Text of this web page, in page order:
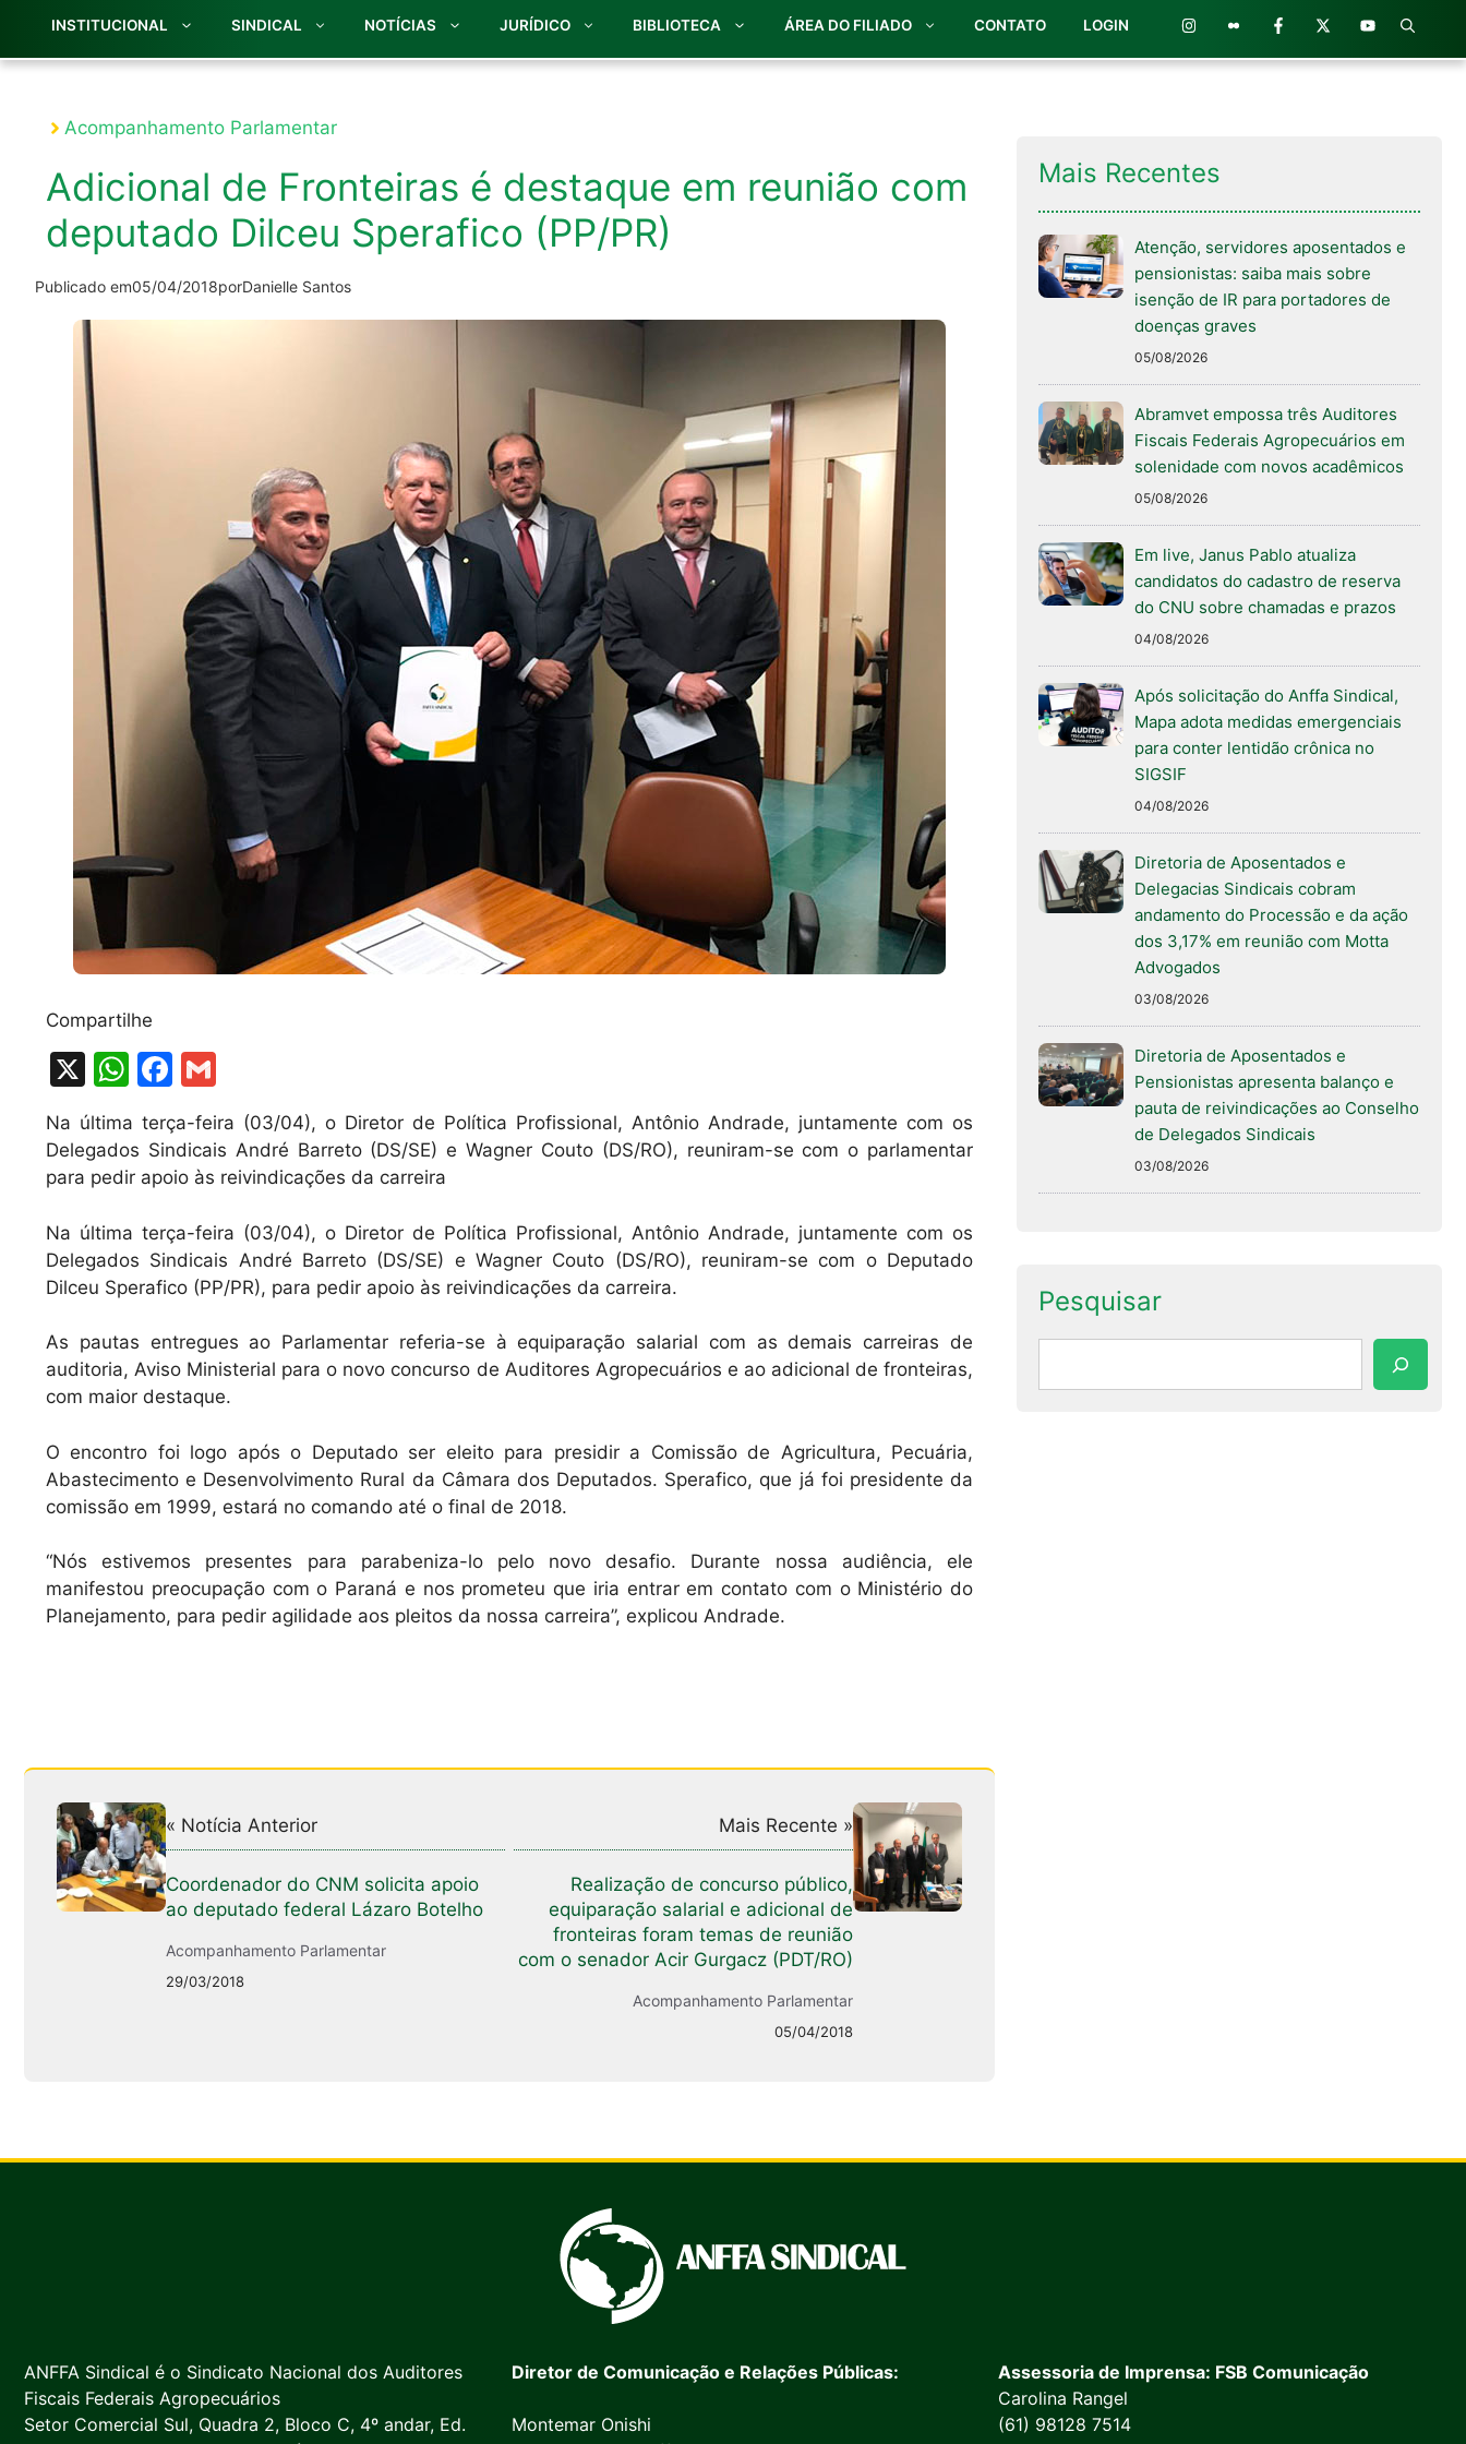
INSTITUCIONAL SINDICAL NOTÍCIAS JURÍDICO BIBLIOTECA ÁREA DO FILIADO CONTATO LOGIN
Acompanhamento Parlamentar
Adicional de Fronteiras é destaque em reunião com
deputado Dilceu Sperafico (PP/PR)
Publicado em05/04/2018porDanielle Santos
Compartilhe
X
W
at
s
p
p
F
c
e
o
o
ai
l
Na última terça-feira (03/04), o Diretor de Política Profissional, Antônio Andrade, juntamente com os
Delegados Sindicais André Barreto (DS/SE) e Wagner Couto (DS/RO), reuniram-se com o parlamentar
para pedir apoio às reivindicações da carreira
Na última terça-feira (03/04), o Diretor de Política Profissional, Antônio Andrade, juntamente com os
Delegados Sindicais André Barreto (DS/SE) e Wagner Couto (DS/RO), reuniram-se com o Deputado
Dilceu Sperafico (PP/PR), para pedir apoio às reivindicações da carreira.
As pautas entregues ao Parlamentar referia-se à equiparação salarial com as demais carreiras de
auditoria, Aviso Ministerial para o novo concurso de Auditores Agropecuários e ao adicional de fronteiras,
com maior destaque.
O encontro foi logo após o Deputado ser eleito para presidir a Comissão de Agricultura, Pecuária,
Abastecimento e Desenvolvimento Rural da Câmara dos Deputados. Sperafico, que já foi presidente da
comissão em 1999, estará no comando até o final de 2018.
“Nós estivemos presentes para parabeniza-lo pelo novo desafio. Durante nossa audiência, ele
manifestou preocupação com o Paraná e nos prometeu que iria entrar em contato com o Ministério do
Planejamento, para pedir agilidade aos pleitos da nossa carreira”, explicou Andrade.
« Notícia Anterior
Coordenador do CNM solicita apoio
ao deputado federal Lázaro Botelho
Acompanhamento Parlamentar
29/03/2018
Mais Recente »
Realização de concurso público,
equiparação salarial e adicional de
fronteiras foram temas de reunião
com o senador Acir Gurgacz (PDT/RO)
Acompanhamento Parlamentar
05/04/2018
Mais Recentes
Atenção, servidores aposentados e
pensionistas: saiba mais sobre
isenção de IR para portadores de
doenças graves
05/08/2026
Abramvet empossa três Auditores
Fiscais Federais Agropecuários em
solenidade com novos acadêmicos
05/08/2026
Em live, Janus Pablo atualiza
candidatos do cadastro de reserva
do CNU sobre chamadas e prazos
04/08/2026
Após solicitação do Anffa Sindical,
Mapa adota medidas emergenciais
para conter lentidão crônica no
SIGSIF
04/08/2026
Diretoria de Aposentados e
Delegacias Sindicais cobram
andamento do Processão e da ação
dos 3,17% em reunião com Motta
Advogados
03/08/2026
Diretoria de Aposentados e
Pensionistas apresenta balanço e
pauta de reivindicações ao Conselho
de Delegados Sindicais
03/08/2026
Pesquisar
ANFFA Sindical é o Sindicato Nacional dos Auditores
Fiscais Federais Agropecuários
Setor Comercial Sul, Quadra 2, Bloco C, 4º andar, Ed.
Diretor de Comunicação e Relações Públicas:
Montemar Onishi
Assessoria de Imprensa: FSB Comunicação
Carolina Rangel
(61) 98128 7514